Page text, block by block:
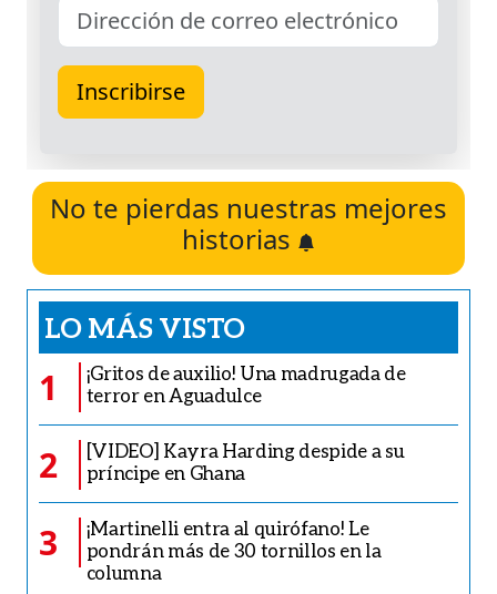
No te pierdas nuestras mejores
historias
LO MÁS VISTO
1
¡Gritos de auxilio! Una madrugada de
terror en Aguadulce
2
[VIDEO] Kayra Harding despide a su
príncipe en Ghana
3
¡Martinelli entra al quirófano! Le
pondrán más de 30 tornillos en la
columna